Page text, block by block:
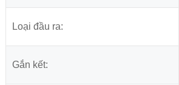
Loại đầu ra:
Gắn kết: